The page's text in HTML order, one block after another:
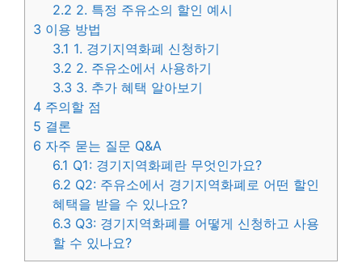
2.2 2. 특정 주유소의 할인 예시
3 이용 방법
3.1 1. 경기지역화폐 신청하기
3.2 2. 주유소에서 사용하기
3.3 3. 추가 혜택 알아보기
4 주의할 점
5 결론
6 자주 묻는 질문 Q&A
6.1 Q1: 경기지역화폐란 무엇인가요?
6.2 Q2: 주유소에서 경기지역화폐로 어떤 할인
혜택을 받을 수 있나요?
6.3 Q3: 경기지역화폐를 어떻게 신청하고 사용
할 수 있나요?